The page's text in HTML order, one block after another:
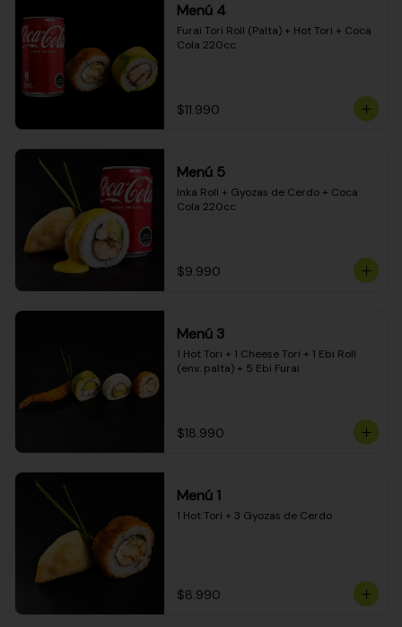
Menú 4
Furai Tori Roll (Palta) + Hot Tori + Coca
Cola 220cc
$11.990
Menú 5
Inka Roll + Gyozas de Cerdo + Coca
Cola 220cc
$9.990
Menú 3
1 Hot Tori + 1 Cheese Tori + 1 Ebi Roll
(env. palta) + 5 Ebi Furai
$18.990
Menú 1
1 Hot Tori + 3 Gyozas de Cerdo
$8.990